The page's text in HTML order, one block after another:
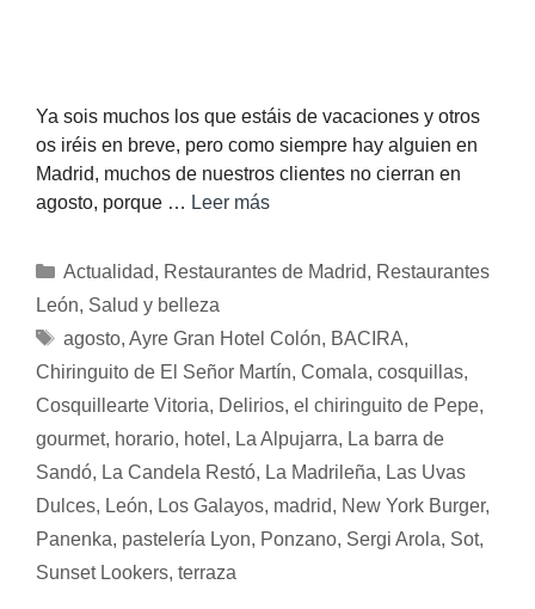
Ya sois muchos los que estáis de vacaciones y otros
os iréis en breve, pero como siempre hay alguien en
Madrid, muchos de nuestros clientes no cierran en
agosto, porque … Leer más
Actualidad, Restaurantes de Madrid, Restaurantes
León, Salud y belleza
agosto, Ayre Gran Hotel Colón, BACIRA,
Chiringuito de El Señor Martín, Comala, cosquillas,
Cosquillearte Vitoria, Delirios, el chiringuito de Pepe,
gourmet, horario, hotel , La Alpujarra, La barra de
Sandó, La Candela Restó, La Madrileña, Las Uvas
Dulces, León, Los Galayos, madrid, New York Burger,
Panenka, pastelería Lyon, Ponzano, Sergi Arola, Sot,
Sunset Lookers, terraza